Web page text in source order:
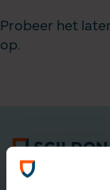
Probeer het
op.